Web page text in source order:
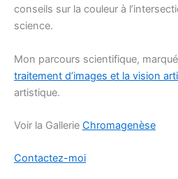
conseils sur la couleur à
science.
Mon parcours scientifique,
traitement d’images et la vision
artistique.
Voir la Gallerie Chromagenèse
Contactez-moi